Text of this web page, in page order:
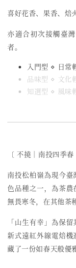
喜好花香、果香、焙
亦適合初次接觸臺
者。
入門型 ⋄ 日常
品味型 ⋄ 文化
知選型 ⋄ 風味
〔 不撓︱南投四季春
南投松柏嶺為現今
色品種之一，為茶
無畏寒冬，在其他茶
「山生有幸」為保
新式遠紅外線電焙
藏了一份如春天般優